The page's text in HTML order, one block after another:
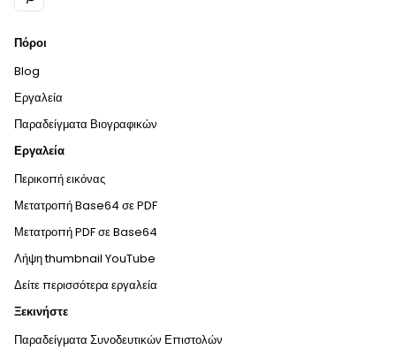
Πόροι
Blog
Εργαλεία
Παραδείγματα Βιογραφικών
Εργαλεία
Περικοπή εικόνας
Μετατροπή Base64 σε PDF
Μετατροπή PDF σε Base64
Λήψη thumbnail YouTube
Δείτε περισσότερα εργαλεία
Ξεκινήστε
Παραδείγματα Συνοδευτικών Επιστολών